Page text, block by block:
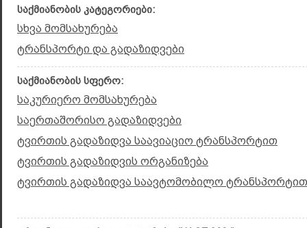
საქმიანობის კატეგორიები:
სხვა მომსახურება
ტრანსპორტი და გადაზიდვები
საქმიანობის სფერო:
საკურიერო მომსახურება
საერთაშორისო გადაზიდვები
ტვირთის გადაზიდვა საავიაციო ტრანსპორტით
ტვირთის გადაზიდვის ორგანიზება
ტვირთის გადაზიდვა საავტომობილო ტრანსპორტით